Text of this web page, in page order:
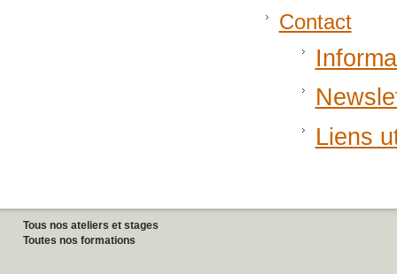
Contact
Liens
Tous nos ateliers et stages
Toutes nos formations